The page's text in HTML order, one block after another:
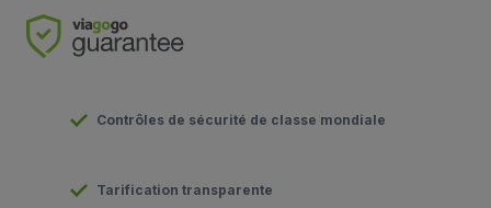
Contrôles de sécurité de classe mondiale
Tarification transparente